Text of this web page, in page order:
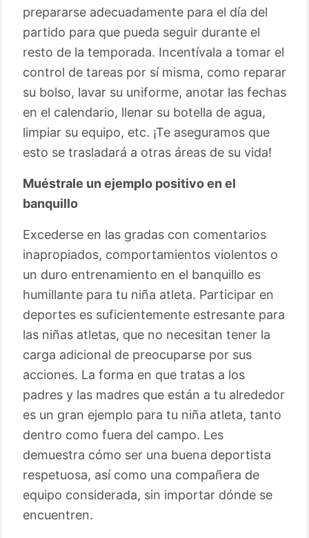
prepararse adecuadamente para el día del
partido para que pueda seguir durante el
resto de la temporada. Incentívala a tomar el
control de tareas por sí misma, como reparar
su bolso, lavar su uniforme, anotar las fechas
en el calendario, llenar su botella de agua,
limpiar su equipo, etc. ¡Te aseguramos que
esto se trasladará a otras áreas de su vida!
Muéstrale un ejemplo positivo en el
banquillo
Excederse en las gradas con comentarios
inapropiados, comportamientos violentos o
un duro entrenamiento en el banquillo es
humillante para tu niña atleta. Participar en
deportes es suficientemente estresante para
las niñas atletas, que no necesitan tener la
carga adicional de preocuparse por sus
acciones. La forma en que tratas a los
padres y las madres que están a tu alrededor
es un gran ejemplo para tu niña atleta, tanto
dentro como fuera del campo. Les
demuestra cómo ser una buena deportista
respetuosa, así como una compañera de
equipo considerada, sin importar dónde se
encuentren.